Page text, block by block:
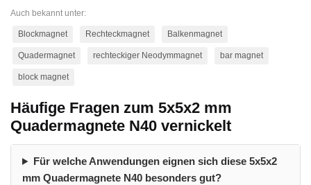
Auch bekannt unter:
Blockmagnet Rechteckmagnet Balkenmagnet
Quadermagnet rechteckiger Neodymmagnet bar magnet
block magnet
Häufige Fragen zum 5x5x2 mm
Quadermagnete N40 vernickelt
Für welche Anwendungen eignen sich diese 5x5x2
mm Quadermagnete N40 besonders gut?